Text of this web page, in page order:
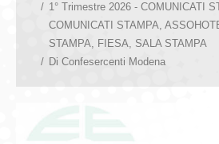
1° Trimestre 2026 - COMUNICATI
COMUNICATI STAMPA,
STAMPA, FIESA, SALA STAMPA
Di Confesercenti Modena